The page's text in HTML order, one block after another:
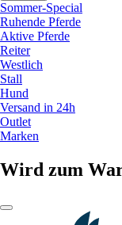
Sommer-Special
Ruhende Pferde
Aktive Pferde
Reiter
Westlich
Stall
Hund
Versand in 24h
Outlet
Marken
Wird zum